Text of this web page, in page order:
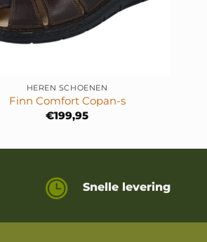
HEREN SCHOENEN
Finn Comfort Copan-s
€199,95
Snelle levering